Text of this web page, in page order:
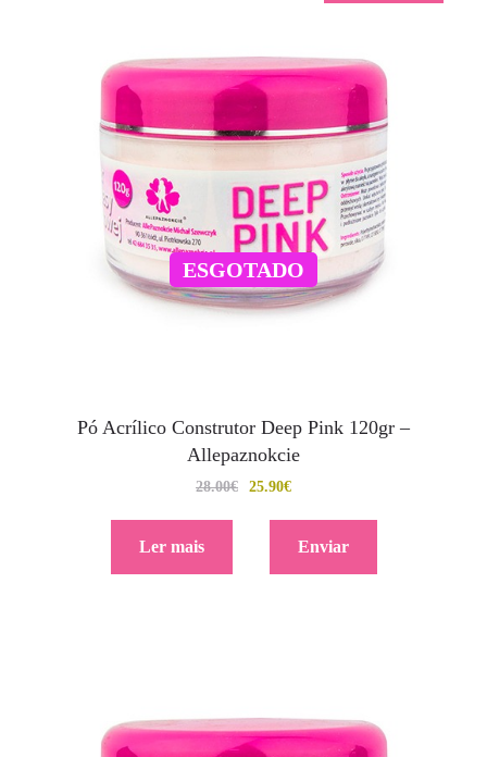
ESGOTADO
Pó Acrílico Construtor Deep Pink 120gr –
Allepaznokcie
28.00€ 25.90€
Ler mais Enviar